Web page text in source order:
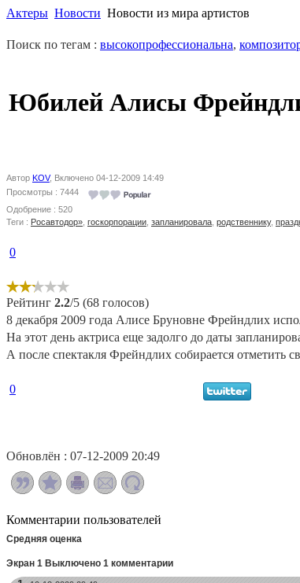
Актеры Новости Новости из мира артистов
Поиск по тегам : высокопрофессиональна,
Юбилей Алисы
Автор KOV, Включено 04-12-2009 14:49
Просмотры : 7444
Одобрение : 520
Теги : Росавтодор» госкорпорации запланировала родственнику,
0
Рейтинг 2.2/5 (68 голосов)
8 декабря 2009 года Алисе Бруновне Фрейндлих
На этот день актриса еще задолго до даты
А после спектакля Фрейндлих собирается отметить
0
Обновлён : 07-12-2009 20:49
Комментарии пользователей
Средняя оценка
Экран 1 Выключено 1 комментарии